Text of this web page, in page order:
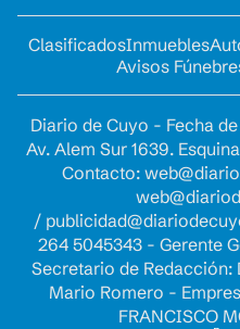
ClasificadosInmuebles
Avisos
Diario de Cuyo - Fecha
Av. Alem Sur 1639.
Contacto:
/
264 5045343 - Gerente
Secretario de Redacción:
Mario Romero -
FRANCISCO